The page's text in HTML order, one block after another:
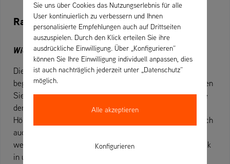
Rasenpflege im März
Wie man den Rasen mäht
Dies ist der Monat, in dem das Gras stark zu wachsen
beginnt und regelmäßig gemäht werden muss. Jetzt fragen
Sie sich vielleicht, warum man Ihnen sagen sollte, wie Sie
den Rasen mähen sollen. Nun, es ist nicht so einfach, die
Höhe bei jedem Schnitt zu verringern, obwohl das natürlich
auch dazu gehört. Gras muss nach und nach gemäht
werden, und zwar je nach Grasart und Verwendungszweck
in unterschiedlichen Intervallen.
Sie uns über Cookies das Nutzungserlebnis für alle
User kontinuierlich zu verbessern und Ihnen
personalisierte Empfehlungen auch auf Drittseiten
auszuspielen. Durch den Klick erteilen Sie ihre
ausdrückliche Einwilligung. Über „Konfigurieren“
können Sie Ihre Einwilligung individuell anpassen, dies
ist auch nachträglich jederzeit unter „Datenschutz“
möglich.
Alle akzeptieren
Konfigurieren